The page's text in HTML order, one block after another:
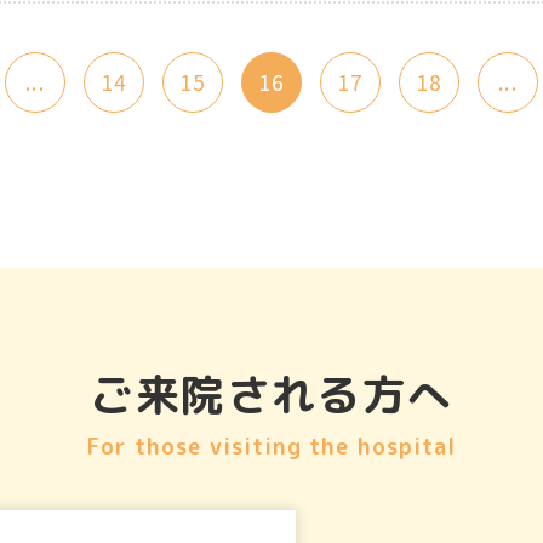
... 14 15 16 17 18 ...
ご来院される方へ
For those visiting the hospital